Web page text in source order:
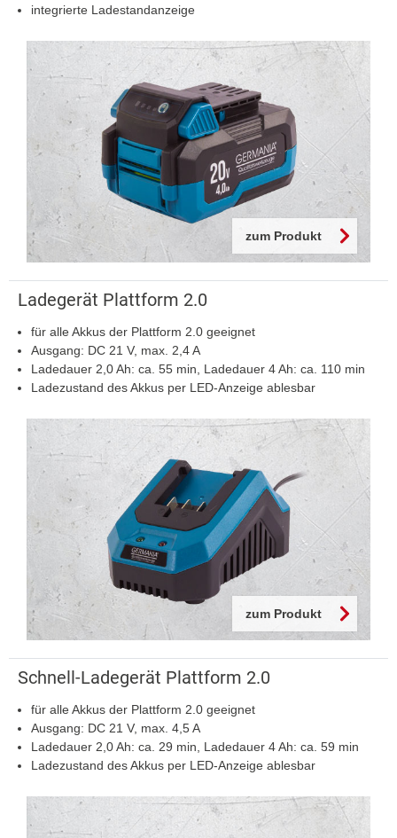
integrierte Ladestandanzeige
zum Produkt
Ladegerät Plattform 2.0
für alle Akkus der Plattform 2.0 geeignet
Ausgang: DC 21 V, max. 2,4 A
Ladedauer 2,0 Ah: ca. 55 min, Ladedauer 4 Ah: ca. 110 min
Ladezustand des Akkus per LED-Anzeige ablesbar
zum Produkt
Schnell-Ladegerät Plattform 2.0
für alle Akkus der Plattform 2.0 geeignet
Ausgang: DC 21 V, max. 4,5 A
Ladedauer 2,0 Ah: ca. 29 min, Ladedauer 4 Ah: ca. 59 min
Ladezustand des Akkus per LED-Anzeige ablesbar